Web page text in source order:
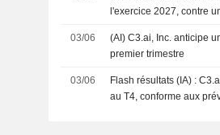
l'exercice 2027, contre
03/06
(AI) C3.ai, Inc. anticipe
premier trimestre
03/06
Flash résultats (IA) :
au T4, conforme aux